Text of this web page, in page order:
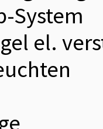
System
el.